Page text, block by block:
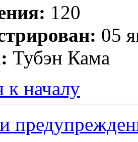
120
05
Тубэн Кама
к началу